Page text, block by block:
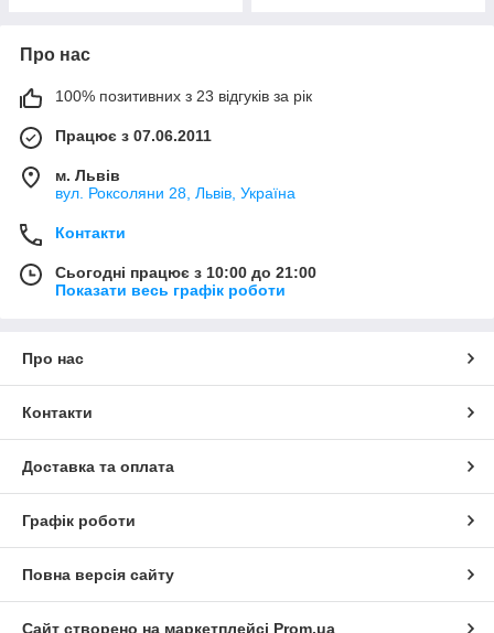
Про нас
100% позитивних з 23 відгуків за рік
Працює з 07.06.2011
м. Львів
вул. Роксоляни 28, Львів, Україна
Контакти
Сьогодні працює з 10:00 до 21:00
Показати весь графік роботи
Про нас
Контакти
Доставка та оплата
Графік роботи
Повна версія сайту
Сайт створено на маркетплейсі Prom.ua